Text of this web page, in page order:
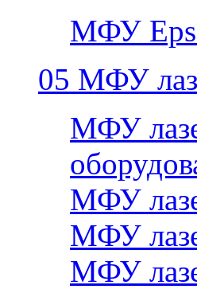
МФУ
05 МФУ
МФУ
МФУ
МФУ
МФУ